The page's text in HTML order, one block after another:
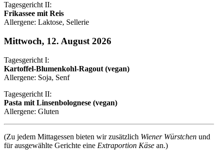
Tagesgericht II:
Frikassee mit Reis
Allergene: Laktose, Sellerie
Mittwoch, 12. August 2026
Tagesgericht I:
Kartoffel-Blumenkohl-Ragout (vegan)
Allergene: Soja, Senf
Tagesgericht II:
Pasta mit Linsenbolognese (vegan)
Allergene: Gluten
(Zu jedem Mittagessen bieten wir zusätzlich Wiener Würstchen und
für ausgewählte Gerichte eine Extraportion Käse an.)